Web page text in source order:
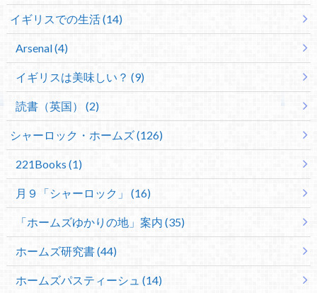
イギリスでの生活 (14)
Arsenal (4)
イギリスは美味しい？ (9)
読書（英国） (2)
シャーロック・ホームズ (126)
221Books (1)
月９「シャーロック」 (16)
「ホームズゆかりの地」案内 (35)
ホームズ研究書 (44)
ホームズパスティーシュ (14)